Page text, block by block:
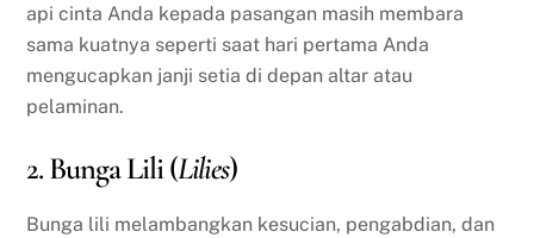
api cinta Anda kepada pasangan masih membara
sama kuatnya seperti saat hari pertama Anda
mengucapkan janji setia di depan altar atau
pelaminan.
2. Bunga Lili (Lilies)
Bunga lili melambangkan kesucian, pengabdian, dan